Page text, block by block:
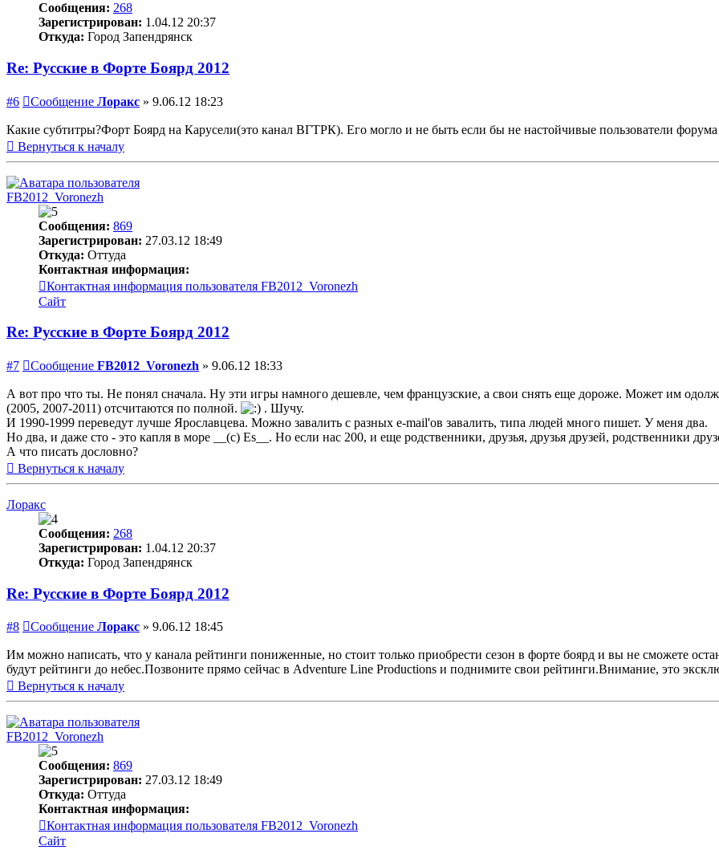
Сообщения: 268
Зарегистрирован: 1.04.12 20:37
Откуда: Город Запендрянск
Re: Русские в Форте Боярд 2012
#6 Сообщение Лоракс » 9.06.12 18:23
Какие субтитры?Форт Боярд на Карусели(это канал ВГТРК). Его могло и не быть если бы не настойчивые пользователи
Вернуться к началу
FB2012_Voronezh
Сообщения: 869
Зарегистрирован: 27.03.12 18:49
Откуда: Оттуда
Контактная информация:
Контактная информация пользователя FB2012_Voronezh
Сайт
Re: Русские в Форте Боярд 2012
#7 Сообщение FB2012_Voronezh » 9.06.12 18:33
А вот про что ты. Не понял сначала. Ну эти игры намного дешевле, чем французские, а свои снять еще дороже. Может им
(2005, 2007-2011) отсчитаются по полной.
. Шучу.
И 1990-1999 переведут лучше Ярославцева. Можно завалить с разных e-mail'ов завалить, типа людей много пишет. У меня два.
Но два, и даже сто - это капля в море __(c) Es__. Но если нас 200, и еще родственники, друзья, друзья друзей, родственники
А что писать дословно?
Вернуться к началу
Лоракс
Сообщения: 268
Зарегистрирован: 1.04.12 20:37
Откуда: Город Запендрянск
Re: Русские в Форте Боярд 2012
#8 Сообщение Лоракс » 9.06.12 18:45
Им можно написать, что у канала рейтинги пониженные, но стоит только приобрести сезон в форте боярд и вы не сможете
будут рейтинги до небес.Позвоните прямо сейчас в Adventure Line Productions и поднимите свои рейтинги.Внимание, это
Вернуться к началу
FB2012_Voronezh
Сообщения: 869
Зарегистрирован: 27.03.12 18:49
Откуда: Оттуда
Контактная информация:
Контактная информация пользователя FB2012_Voronezh
Сайт